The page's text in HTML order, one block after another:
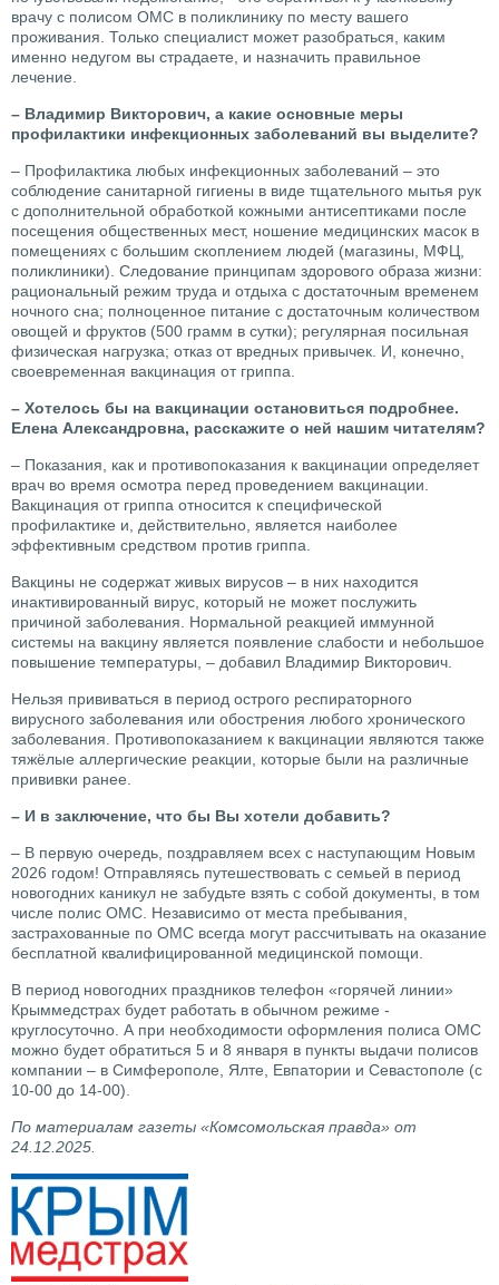
врачу с полисом ОМС в поликлинику по месту вашего
проживания. Только специалист может разобраться, каким
именно недугом вы страдаете, и назначить правильное
лечение.
– Владимир Викторович, а какие основные меры
профилактики инфекционных заболеваний вы выделите?
– Профилактика любых инфекционных заболеваний – это
соблюдение санитарной гигиены в виде тщательного мытья рук
с дополнительной обработкой кожными антисептиками после
посещения общественных мест, ношение медицинских масок в
помещениях с большим скоплением людей (магазины, МФЦ,
поликлиники). Следование принципам здорового образа жизни:
рациональный режим труда и отдыха с достаточным временем
ночного сна; полноценное питание с достаточным количеством
овощей и фруктов (500 грамм в сутки); регулярная посильная
физическая нагрузка; отказ от вредных привычек. И, конечно,
своевременная вакцинация от гриппа.
– Хотелось бы на вакцинации остановиться подробнее.
Елена Александровна, расскажите о ней нашим читателям?
– Показания, как и противопоказания к вакцинации определяет
врач во время осмотра перед проведением вакцинации.
Вакцинация от гриппа относится к специфической
профилактике и, действительно, является наиболее
эффективным средством против гриппа.
Вакцины не содержат живых вирусов – в них находится
инактивированный вирус, который не может послужить
причиной заболевания. Нормальной реакцией иммунной
системы на вакцину является появление слабости и небольшое
повышение температуры, – добавил Владимир Викторович.
Нельзя прививаться в период острого респираторного
вирусного заболевания или обострения любого хронического
заболевания. Противопоказанием к вакцинации являются также
тяжёлые аллергические реакции, которые были на различные
прививки ранее.
– И в заключение, что бы Вы хотели добавить?
– В первую очередь, поздравляем всех с наступающим Новым
2026 годом! Отправляясь путешествовать с семьей в период
новогодних каникул не забудьте взять с собой документы, в том
числе полис ОМС. Независимо от места пребывания,
застрахованные по ОМС всегда могут рассчитывать на оказание
бесплатной квалифицированной медицинской помощи.
В период новогодних праздников телефон «горячей линии»
Крыммедстрах будет работать в обычном режиме -
круглосуточно. А при необходимости оформления полиса ОМС
можно будет обратиться 5 и 8 января в пункты выдачи полисов
компании – в Симферополе, Ялте, Евпатории и Севастополе (с
10-00 до 14-00).
По материалам газеты «Комсомольская правда» от
24.12.2025.